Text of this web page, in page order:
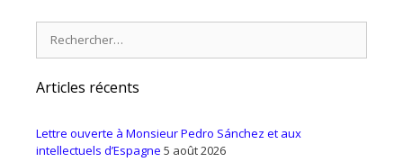
Articles récents
Lettre ouverte à Monsieur Pedro Sánchez et aux
intellectuels d’Espagne 5 août 2026